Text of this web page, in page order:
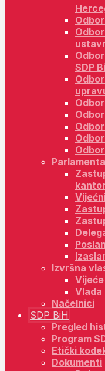
SDP
Izvršna
Vlada
Načelnici
SDP BiH
Pregled
Program
Etički
Dokumenti